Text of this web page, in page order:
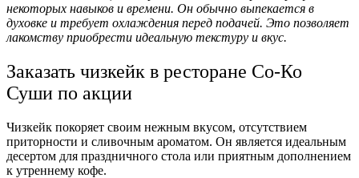
некоторых навыков и времени. Он обычно выпекается в
духовке и требует охлаждения перед подачей. Это позволяет
лакомству приобрести идеальную текстуру и вкус.
Заказать чизкейк в ресторане Со-Ко
Суши по акции
Чизкейк покоряет своим нежным вкусом, отсутствием
приторности и сливочным ароматом. Он является идеальным
десертом для праздничного стола или приятным дополнением
к утреннему кофе.